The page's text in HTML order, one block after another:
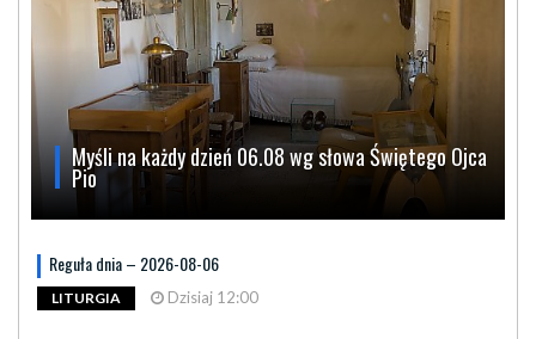
Myśli na każdy dzień 06.08 wg słowa Świętego Ojca
Pio
Reguła dnia – 2026-08-06
LITURGIA Dzisiaj 12:00